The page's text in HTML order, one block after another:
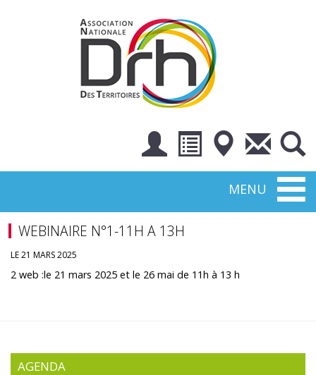
MENU
WEBINAIRE N°1-11H A 13H
LE 21 MARS 2025
2 web :le 21 mars 2025 et le 26 mai de 11h à 13 h
AGENDA